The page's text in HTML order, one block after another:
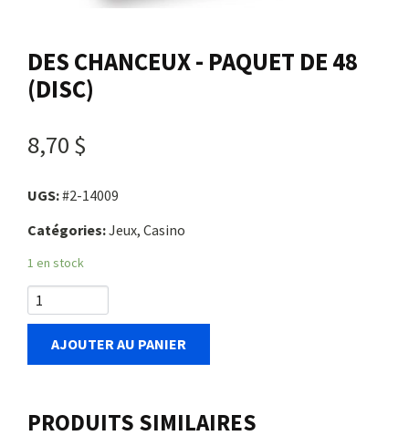
DES CHANCEUX - PAQUET DE 48
(DISC)
8,70 $
UGS:#2-14009
Catégories:Jeux, Casino
1 en stock
AJOUTER AU PANIER
PRODUITS SIMILAIRES